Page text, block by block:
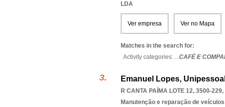
LDA
Ver empresa Ver no Mapa
Matches in the search for:
Activity categories: ...CAFÉ E
Emanuel Lopes,
R CANTA PAÍMA LOTE 12, 3500-229,
Manutenção e reparação de